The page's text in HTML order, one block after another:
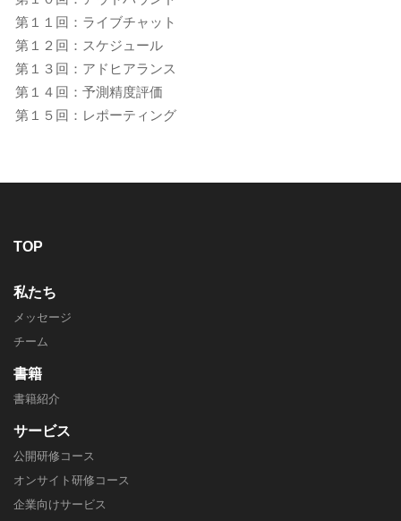
第１１回：ライブチャット
第１２回：スケジュール
第１３回：アドヒアランス
第１４回：予測精度評価
第１５回：レポーティング
TOP
私たち
メッセージ
チーム
書籍
書籍紹介
サービス
公開研修コース
オンサイト研修コース
企業向けサービス